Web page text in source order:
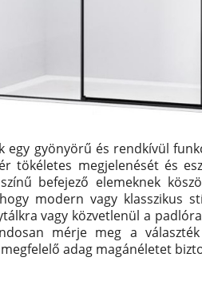
egy gyönyörű és rendkívül
tökéletes megjelenését és
befejező elemeknek
modern vagy klasszikus
vagy közvetlenül a
mérje meg a
adag magánéletet